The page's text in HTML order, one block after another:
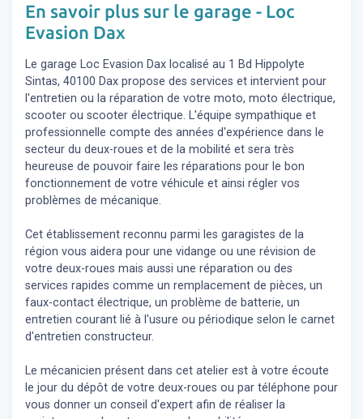
En savoir plus sur le garage - Loc
Evasion Dax
Le garage Loc Evasion Dax localisé au 1 Bd Hippolyte
Sintas, 40100 Dax propose des services et intervient pour
l'entretien ou la réparation de votre moto, moto électrique,
scooter ou scooter électrique. L'équipe sympathique et
professionnelle compte des années d'expérience dans le
secteur du deux-roues et de la mobilité et sera très
heureuse de pouvoir faire les réparations pour le bon
fonctionnement de votre véhicule et ainsi régler vos
problèmes de mécanique.
Cet établissement reconnu parmi les garagistes de la
région vous aidera pour une vidange ou une révision de
votre deux-roues mais aussi une réparation ou des
services rapides comme un remplacement de pièces, un
faux-contact électrique, un problème de batterie, un
entretien courant lié à l'usure ou périodique selon le carnet
d'entretien constructeur.
Le mécanicien présent dans cet atelier est à votre écoute
le jour du dépôt de votre deux-roues ou par téléphone pour
vous donner un conseil d'expert afin de réaliser la